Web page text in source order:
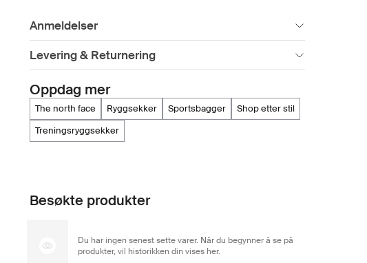
Anmeldelser
Levering & Returnering
Oppdag mer
the north face ryggsekker sportsbagger
shop etter stil
treningsryggsekker
Besøkte produkter
Du har ingen senest sette varer. Når du begynner å se på
produkter, vil historikken din vises her.